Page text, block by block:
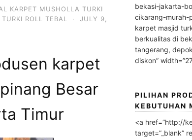
KARPET MUSHOLLA TURKI
ROLL TEBAL ·
JULY 9,
karpet
Besar
Timur
bekasi-jakarta-
cikarang-murah-
karpet masjid
berkualitas di
tangerang,
diskon”
PILIHAN
KEBUTUHAN
<a href=”http://
target=”_blank”